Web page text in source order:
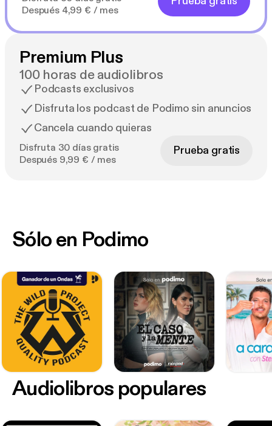
Después 4,99 € / mes
Premium Plus
100 horas de audiolibros
Podcasts exclusivos
Disfruta los podcast de Podimo sin anuncios
Cancela cuando quieras
Disfruta 30 días gratis
Después 9,99 € / mes
Prueba gratis
Sólo en Podimo
Audiolibros populares